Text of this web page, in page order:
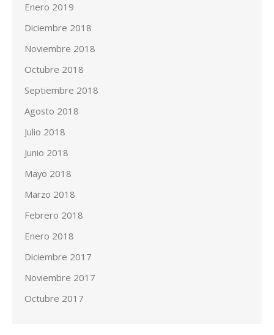
Enero 2019
Diciembre 2018
Noviembre 2018
Octubre 2018
Septiembre 2018
Agosto 2018
Julio 2018
Junio 2018
Mayo 2018
Marzo 2018
Febrero 2018
Enero 2018
Diciembre 2017
Noviembre 2017
Octubre 2017